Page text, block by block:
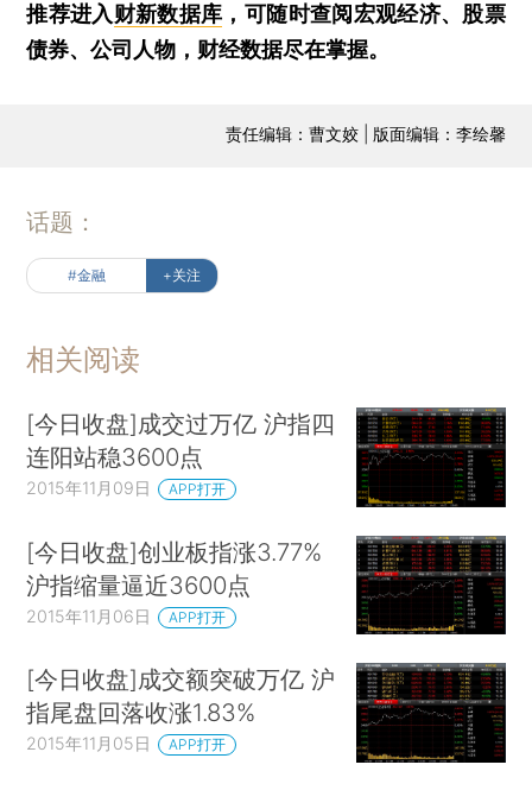
推荐进入财新数据库 ，可随时查阅宏观经济、股票
债券、公司人物，财经数据尽在掌握。
责任编辑：曹文姣 | 版面编辑：李绘馨
话题：
#金融 +关注
相关阅读
[今日收盘]成交过万亿 沪指四
连阳站稳3600点
2015年11月09日 APP打开
[今日收盘]创业板指涨3.77%
沪指缩量逼近3600点
2015年11月06日 APP打开
[今日收盘]成交额突破万亿 沪
指尾盘回落收涨1.83%
2015年11月05日 APP打开